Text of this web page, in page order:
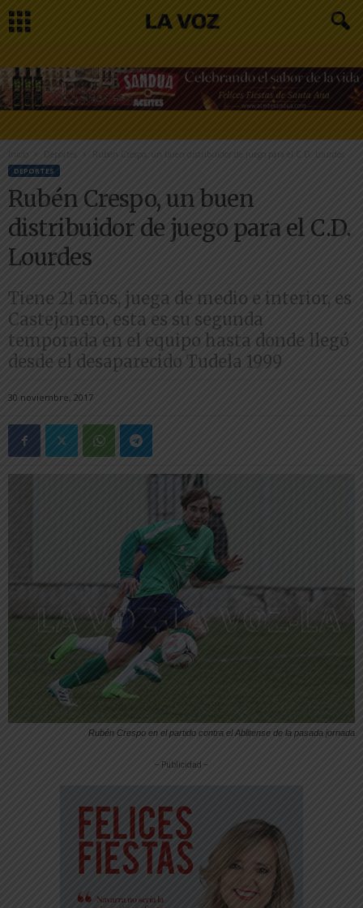
Inicio Rubén Crespo, un buen distribuidor de juego para el C.D. Lourdes
DEPORTES
Rubén Crespo, un buen
distribuidor de juego para el C.D.
Lourdes
Tiene 21 años, juega de medio e interior, es
Castejonero, esta es su segunda
temporada en el equipo hasta donde llegó
desde el desaparecido Tudela 1999
30 noviembre, 2017
Rubén Crespo en el partido contra el Ablitense de la pasada jornada
-- Publicidad --